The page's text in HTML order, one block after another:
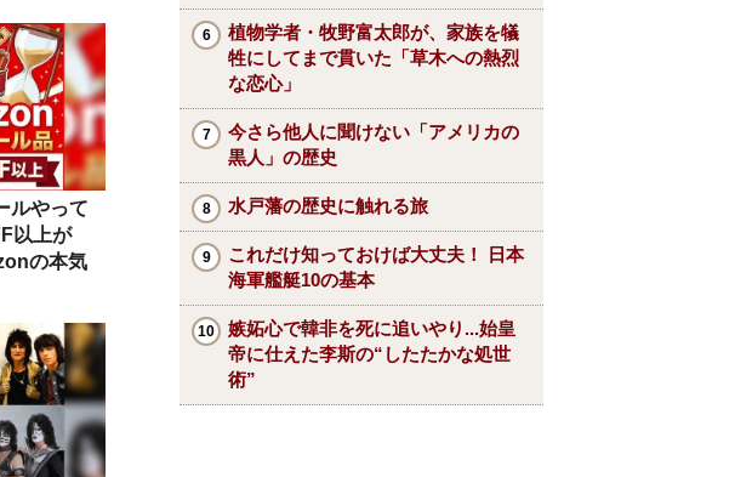
ルやって
以上が
の本気
植物学者・牧野富太郎が、家族を犠
牲にしてまで貫いた「草木への熱烈
な恋心」
今さら他人に聞けない「アメリカの
黒人」の歴史
水戸藩の歴史に触れる旅
これだけ知っておけば大丈夫！ 日本
海軍艦艇10の基本
嫉妬心で韓非を死に追いやり...始皇
帝に仕えた李斯の“したたかな処世
術”